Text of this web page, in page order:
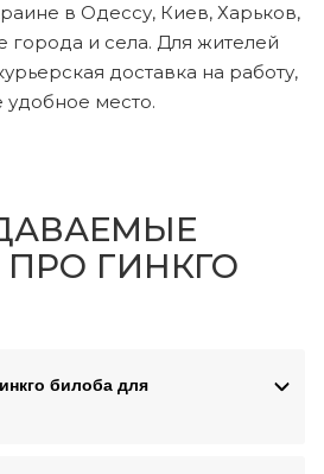
в Одессу, Киев, Харьков,
города и села. Для жителей
доставка на работу,
место.
ГИНКГО
билоба для